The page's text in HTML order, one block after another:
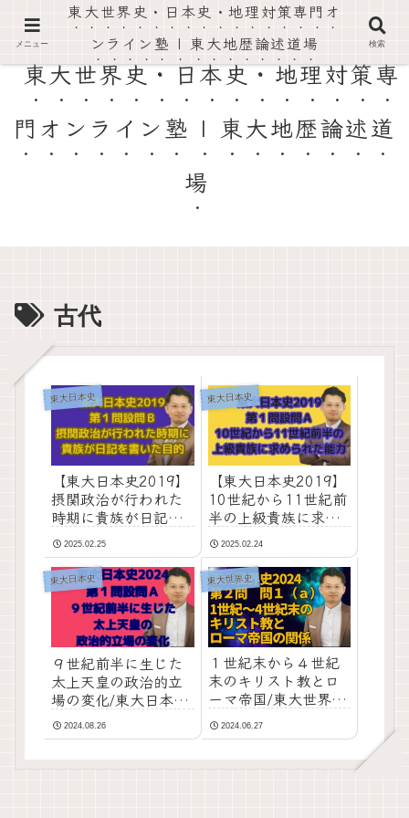
東大世界史・日本史・地理の過去問を徹底解説。論述対策と高得点がとれる勉強法を伝授。
東大世界史・日本史・地理対策専
門オンライン塾 | 東大地歴論述道
場
古代
東大日本史
【東大日本史2019】
摂関政治が行われた
時期に貴族が日記を
書いた目的｜第１問
設問Ｂ
2025.02.25
東大日本史
【東大日本史2019】
10世紀から11世紀前
半の上級貴族に求め
られた能力｜第１問
設問Ａ
2025.02.24
東大日本史
９世紀前半に生じた
太上天皇の政治的立
場の変化/東大日本史
2024第１問設問A
2024.08.26
東大世界史
１世紀末から４世紀
末のキリスト教とロ
ーマ帝国/東大世界史
2024第２問・問１
(ａ)2024.06.27
メニュー
東大世界史・日本史・地理対策専門オ
ンライン塾 | 東大地歴論述道場
検索